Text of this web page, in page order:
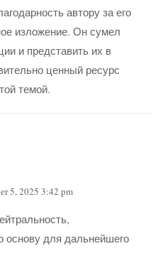
автору за его
изложение. Он сумел
и представить их в
ценный ресурс
темой.
5, 2025 3:42 pm
основу для дальнейшего